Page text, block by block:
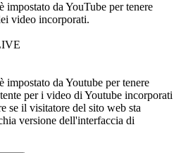
impostato da YouTube per tenere
video incorporati.
impostato da Youtube per tenere
per i video di Youtube incorporati
se il visitatore del sito web sta
versione dell'interfaccia di